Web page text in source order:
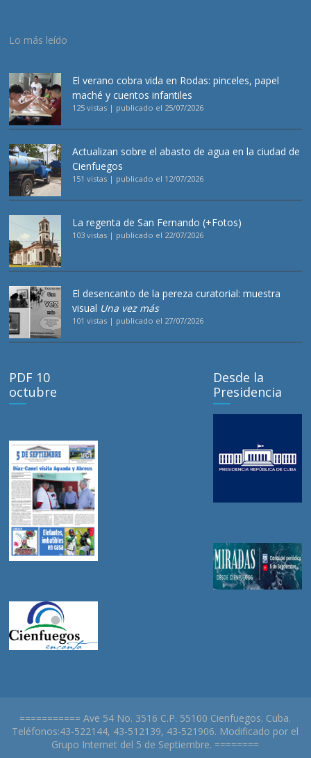
Lo más leído
El verano cobra vida en Rodas: pinceles, papel
maché y cuentos infantiles
125 vistas | publicado el 25/07/2026
Actualizan sobre el abasto de agua en la ciudad de
Cienfuegos
151 vistas | publicado el 12/07/2026
La regenta de San Fernando (+Fotos)
103 vistas | publicado el 22/07/2026
El desencanto de la pereza curatorial: muestra
visual Una vez más
101 vistas | publicado el 27/07/2026
PDF 10
octubre
Desde la
Presidencia
=========== Ave 54 No. 3516 C.P. 55100 Cienfuegos. Cuba.
Teléfonos:43-522144, 43-512139, 43-521906. Modificado por el
Grupo Internet del 5 de Septiembre. ========